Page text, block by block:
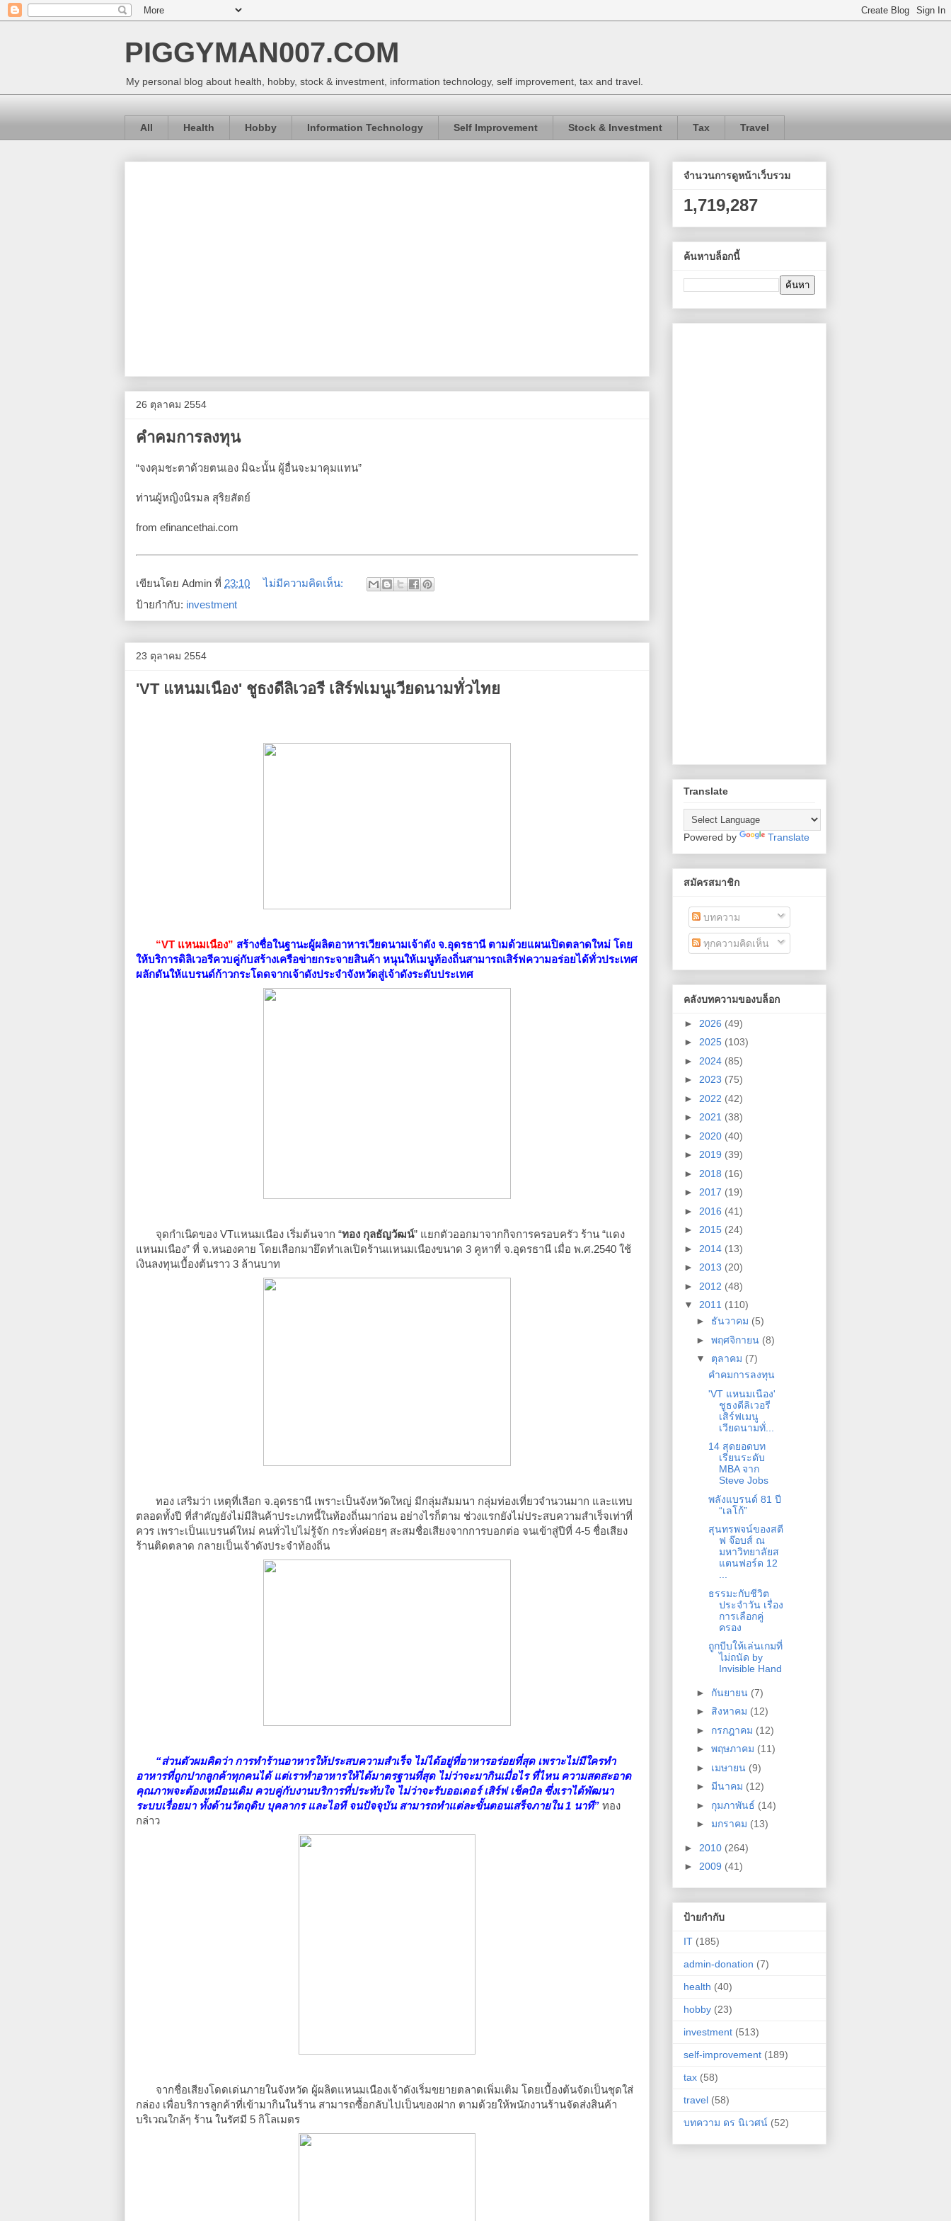
PIGGYMAN007.COM
My personal blog about health, hobby, stock & investment, information technology, self improvement, tax and travel.
All Health Hobby Information Technology Self Improvement Stock & Investment Tax Travel
26 ตุลาคม 2554
คำคมการลงทุน
“จงคุมชะตาด้วยตนเอง มิฉะนั้น ผู้อื่นจะมาคุมแทน”
ท่านผู้หญิงนิรมล สุริยสัตย์
from efinancethai.com
เขียนโดย Admin ที่ 23:10
ไม่มีความคิดเห็น:
ป้ายกำกับ: investment
23 ตุลาคม 2554
'VT แหนมเนือง' ชูธงดีลิเวอรี เสิร์ฟเมนูเวียดนามทั่วไทย
“VT แหนมเนือง” สร้างชื่อในฐานะผู้ผลิตอาหารเวียดนามเจ้าดัง จ.อุดรธานี ตามด้วยแผนเปิดตลาดใหม่ โดย
ให้บริการดิลิเวอรีควบคู่กับสร้างเครือข่ายกระจายสินค้า หนุนให้เมนูท้องถิ่นสามารถเสิร์ฟความอร่อยได้ทั่วประเทศ
ผลักดันให้แบรนด์ก้าวกระโดดจากเจ้าดังประจำจังหวัดสู่เจ้าดังระดับประเทศ
จุดกำเนิดของ VTแหนมเนือง เริ่มต้นจาก “ทอง กุลธัญวัฒน์” แยกตัวออกมาจากกิจการครอบครัว ร้าน “แดง
แหนมเนือง” ที่ จ.หนองคาย โดยเลือกมายึดทำเลเปิดร้านแหนมเนืองขนาด 3 คูหาที่ จ.อุดรธานี เมื่อ พ.ศ.2540 ใช้
เงินลงทุนเบื้องต้นราว 3 ล้านบาท
ทอง เสริมว่า เหตุที่เลือก จ.อุดรธานี เพราะเป็นจังหวัดใหญ่ มีกลุ่มสัมมนา กลุ่มท่องเที่ยวจำนวนมาก และแทบ
ตลอดทั้งปี ที่สำคัญยังไม่มีสินค้าประเภทนี้ในท้องถิ่นมาก่อน อย่างไรก็ตาม ช่วงแรกยังไม่ประสบความสำเร็จเท่าที่
ควร เพราะเป็นแบรนด์ใหม่ คนทั่วไปไม่รู้จัก กระทั่งค่อยๆ สะสมชื่อเสียงจากการบอกต่อ จนเข้าสู่ปีที่ 4-5 ชื่อเสียง
ร้านติดตลาด กลายเป็นเจ้าดังประจำท้องถิ่น
“ส่วนตัวผมคิดว่า การทำร้านอาหารให้ประสบความสำเร็จ ไม่ได้อยู่ที่อาหารอร่อยที่สุด เพราะไม่มีใครทำ
อาหารที่ถูกปากลูกค้าทุกคนได้ แต่เราทำอาหารให้ได้มาตรฐานที่สุด ไม่ว่าจะมากินเมื่อไร ที่ไหน ความสดสะอาด
คุณภาพจะต้องเหมือนเดิม ควบคู่กับงานบริการที่ประทับใจ ไม่ว่าจะรับออเดอร์ เสิร์ฟ เช็คบิล ซึ่งเราได้พัฒนา
ระบบเรื่อยมา ทั้งด้านวัตถุดิบ บุคลากร และไอที จนปัจจุบัน สามารถทำแต่ละขั้นตอนเสร็จภายใน 1 นาที” ทอง
กล่าว
จากชื่อเสียงโดดเด่นภายในจังหวัด ผู้ผลิตแหนมเนืองเจ้าดังเริ่มขยายตลาดเพิ่มเติม โดยเบื้องต้นจัดเป็นชุดใส่
กล่อง เพื่อบริการลูกค้าที่เข้ามากินในร้าน สามารถซื้อกลับไปเป็นของฝาก ตามด้วยให้พนักงานร้านจัดส่งสินค้า
บริเวณใกล้ๆ ร้าน ในรัศมี 5 กิโลเมตร
จำนวนการดูหน้าเว็บรวม
1,719,287
ค้นหาบล็อกนี้
Translate
Powered by Translate
สมัครสมาชิก
บทความ
ทุกความคิดเห็น
คลังบทความของบล็อก
► 2026 (49)
► 2025 (103)
► 2024 (85)
► 2023 (75)
► 2022 (42)
► 2021 (38)
► 2020 (40)
► 2019 (39)
► 2018 (16)
► 2017 (19)
► 2016 (41)
► 2015 (24)
► 2014 (13)
► 2013 (20)
► 2012 (48)
▼ 2011 (110)
► ธันวาคม (5)
► พฤศจิกายน (8)
▼ ตุลาคม (7)
คำคมการลงทุน
'VT แหนมเนือง'
ชูธงดีลิเวอรี
เสิร์ฟเมนู
เวียดนามทั่...
14 สุดยอดบท
เรียนระดับ
MBA จาก
Steve Jobs
พลังแบรนด์ 81 ปี
“เลโก้”
สุนทรพจน์ของสตี
ฟ จ๊อบส์ ณ
มหาวิทยาลัยส
แตนฟอร์ด 12
...
ธรรมะกับชีวิต
ประจำวัน เรื่อง
การเลือกคู่
ครอง
ถูกบีบให้เล่นเกมที่
ไม่ถนัด by
Invisible Hand
► กันยายน (7)
► สิงหาคม (12)
► กรกฎาคม (12)
► พฤษภาคม (11)
► เมษายน (9)
► มีนาคม (12)
► กุมภาพันธ์ (14)
► มกราคม (13)
► 2010 (264)
► 2009 (41)
ป้ายกำกับ
IT (185)
admin-donation (7)
health (40)
hobby (23)
investment (513)
self-improvement (189)
tax (58)
travel (58)
บทความ ดร นิเวศน์ (52)